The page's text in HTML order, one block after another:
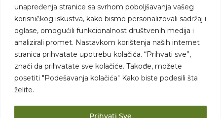
unapređenja stranice sa svrhom poboljšavanja vašeg
korisničkog iskustva, kako bismo personalizovali sadržaj i
oglase, omogućili funkcionalnost društvenih medija i
analizirali promet. Nastavkom korištenja naših internet
stranica prihvatate upotrebu kolačića. “Prihvati sve”,
znači da prihvatate sve kolačiće. Takođe, možete
posetiti "Podešavanja kolačića" Kako biste podesili šta
želite.
Prihvati Sve
Marketing usluge
Tražimo saradnike
Kontakt
Kontakt